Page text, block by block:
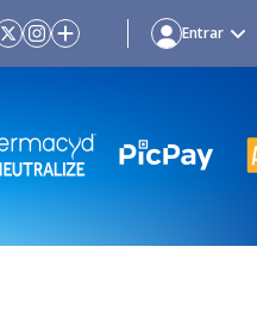
Entrar